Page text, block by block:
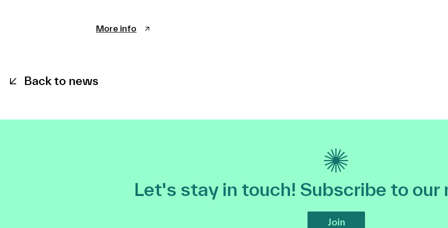
More info
Back to news
Let's stay in touch! Subscribe to
Join